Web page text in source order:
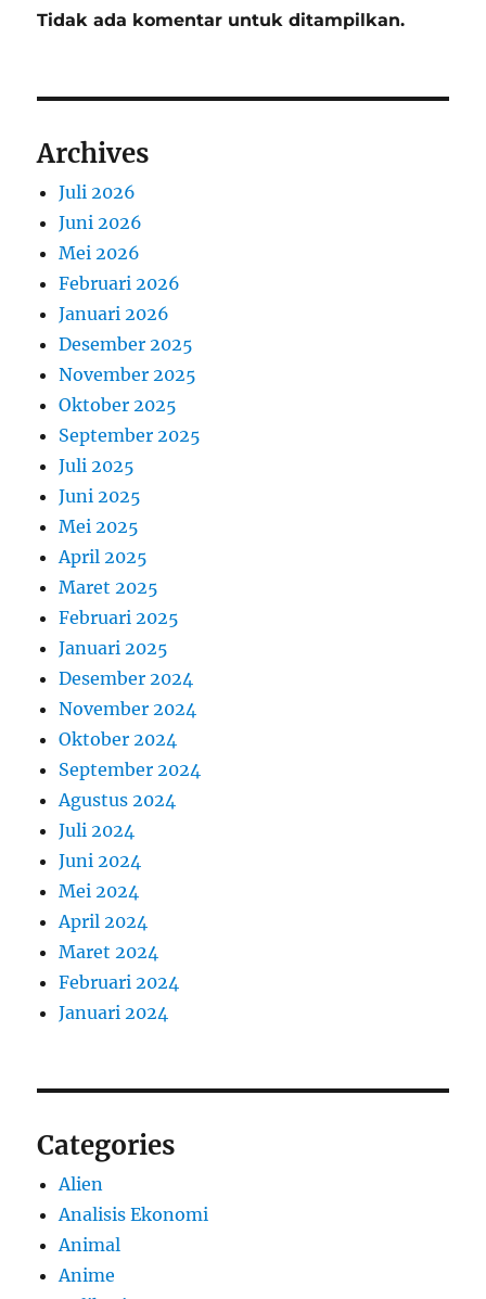
Tidak ada komentar untuk ditampilkan.
Archives
Juli 2026
Juni 2026
Mei 2026
Februari 2026
Januari 2026
Desember 2025
November 2025
Oktober 2025
September 2025
Juli 2025
Juni 2025
Mei 2025
April 2025
Maret 2025
Februari 2025
Januari 2025
Desember 2024
November 2024
Oktober 2024
September 2024
Agustus 2024
Juli 2024
Juni 2024
Mei 2024
April 2024
Maret 2024
Februari 2024
Januari 2024
Categories
Alien
Analisis Ekonomi
Animal
Anime